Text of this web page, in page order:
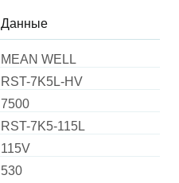
Данные
MEAN WELL
RST-7K5L-HV
7500
RST-7K5-115L
115V
530